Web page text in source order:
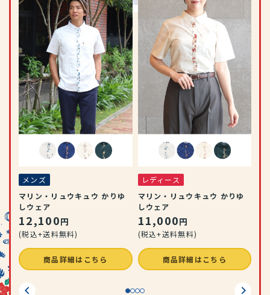
メンズ
マリン・リュウキュウ かりゆ
しウェア
12,100円
(税込+送料無料)
商品詳細はこちら
レディース
マリン・リュウキュウ かりゆ
しウェア
11,000円
(税込+送料無料)
商品詳細はこちら